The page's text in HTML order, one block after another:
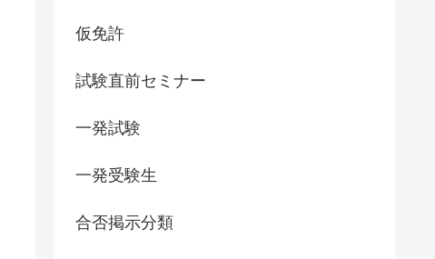
仮免許
試験直前セミナー
一発試験
一発受験生
合否掲示分類